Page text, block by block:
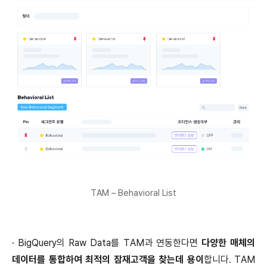
TAM – Behavioral List
· BigQuery의 Raw Data를 TAM과 연동한다면 다양한 매체의
데이터를 통합하여 최적의 잠재고객을 찾는데 용이 합니다. TAM